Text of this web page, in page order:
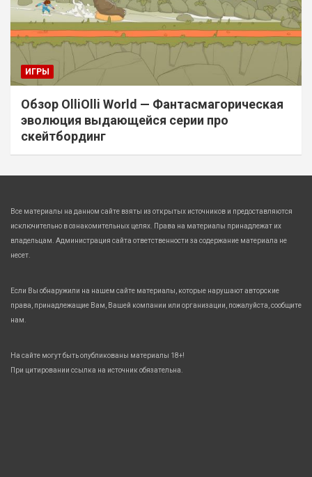
ИГРЫ
Обзор OlliOlli World — Фантасмагорическая
эволюция выдающейся серии про
скейтбординг
Все материалы на данном сайте взяты из открытых источников и предоставляются
исключительно в ознакомительных целях. Права на материалы принадлежат их
владельцам. Администрация сайта ответственности за содержание материала не
несет.
Если Вы обнаружили на нашем сайте материалы, которые нарушают авторские
права, принадлежащие Вам, Вашей компании или организации, пожалуйста, сообщите
нам.
На сайте могут быть опубликованы материалы 18+!
При цитировании ссылка на источник обязательна.